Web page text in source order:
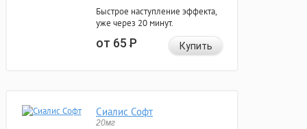
Быстрое наступление эффекта,
уже через 20 минут.
от 65Р Купить
Сиалис Софт
20мг